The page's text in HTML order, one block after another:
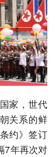
家，世代
关系的鲜
约》签订
7年再次对